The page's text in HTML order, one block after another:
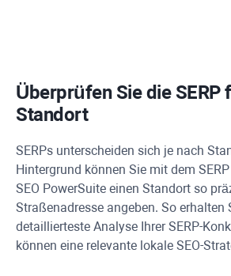
Überprüfen Sie die SERP
Standort
SERPs unterscheiden sich je nach
Hintergrund können Sie mit dem
SEO PowerSuite einen Standort so
Straßenadresse angeben. So erhalten
detaillierteste Analyse Ihrer SERP-
können eine relevante lokale SEO-